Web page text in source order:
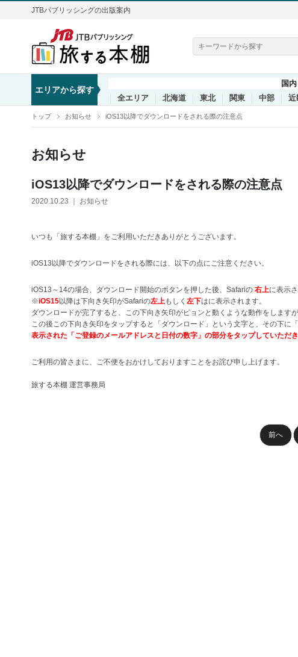
JTBパブリッシングの出版案内
エリアから探す
国内
全エリア
北海道 東北 関東 中部 近
トップ お知らせ iOS13以降でダウンロードをされる際の注意点
お知らせ
iOS13以降でダウンロードをされる際の注意点
2020.10.23 ｜ お知らせ
いつも「旅する本棚」をご利用いただきありがとうございます。
iOS13以降でダウンロードをされる際には、以下の点にご注意ください。
iOS13～14の場合、ダウンロード開始のボタンを押した後、Safariの 右上に表示
※iOS15以降は下向き矢印がSafariの左上もしく 左下はに表示されます。
ダウンロードが完了すると、この下向き矢印がピョンと動くような動作をします
この後この下向き矢印をタップすると「ダウンロード」という文字と、その下に
表示された「ご登録のメールアドレスと日付の数字」の部分をタップしていただ
ご利用の皆さまに、ご不便をおかけしておりますことをお詫び申し上げます。
旅する本棚 運営事務局
前へ